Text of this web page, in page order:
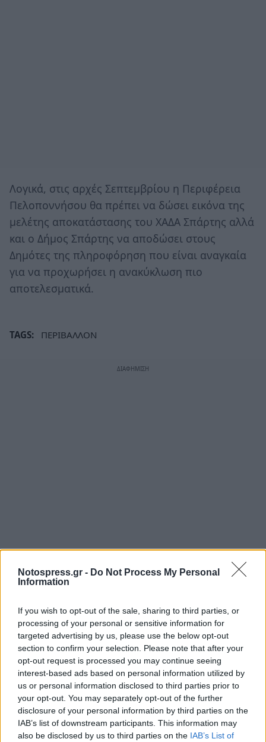
Notospress.gr - Do Not Process My Personal
Information
If you wish to opt-out of the sale, sharing to third parties, or
processing of your personal or sensitive information for
targeted advertising by us, please use the below opt-out
section to confirm your selection. Please note that after your
opt-out request is processed you may continue seeing
interest-based ads based on personal information utilized by
us or personal information disclosed to third parties prior to
your opt-out. You may separately opt-out of the further
disclosure of your personal information by third parties on the
IAB’s list of downstream participants. This information may
also be disclosed by us to third parties on the IAB’s List of
Λογικά, στις αρχές Σεπτεμβρίου η Περιφέρεια
Πελοποννήσου θα πρέπει να δώσει εικόνα της
μελέτης αποκατάστασης του ΧΑΔΑ Σπάρτης αλλά
και ο Δήμος Σπάρτης να αποδώσει στους
Δημότες της πληροφόρηση που είναι αναγκαία
για να προχωρήσει η ανακύκλωση πιο
αποτελεσματικά.
TAGS: ΠΕΡΙΒΑΛΛΟΝ